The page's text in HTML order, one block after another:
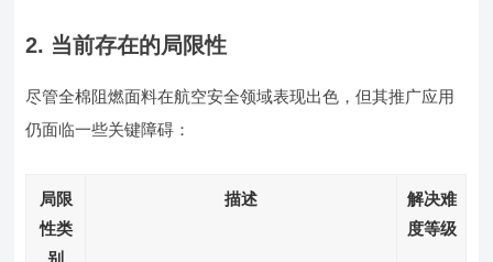
2. 当前存在的局限性
尽管全棉阻燃面料在航空安全领域表现出色，但其推广应用
仍面临一些关键障碍：
局限
性类
别
描述
解决难
度等级